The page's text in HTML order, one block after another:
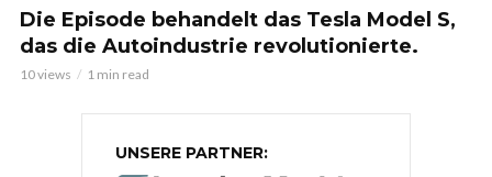
Die Episode behandelt das Tesla Model S,
das die Autoindustrie revolutionierte.
10 views 1 min read
UNSERE PARTNER: